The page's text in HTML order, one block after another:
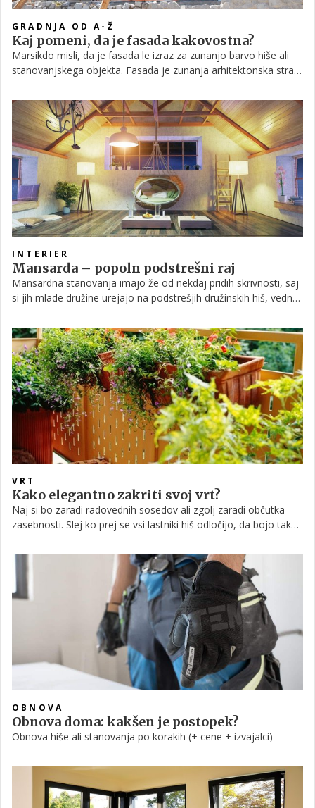
GRADNJA OD A-Ž
Kaj pomeni, da je fasada kakovostna?
Marsikdo misli, da je fasada le izraz za zunanjo barvo hiše ali
stanovanjskega objekta. Fasada je zunanja arhitektonska stran
materialu in konstrukciji in je mnogo več kot le barva zunanje
stene bivanjskega objekta. Je ogledalo, obleka in prvi stik doma
z okoljem, v katerem prebivamo, pomembno pa je tudi, da se
zavedamo, da predstavlja pomemben vidik toplotnega udobja.
INTERIER
Mansarda – popoln podstrešni raj
Mansardna stanovanja imajo že od nekdaj pridih skrivnosti, saj
si jih mlade družine urejajo na podstrešjih družinskih hiš, vedno
podstrešjih starih meščanskih hiš v centrih večjih mest.
VRT
Kako elegantno zakriti svoj vrt?
Naj si bo zaradi radovednih sosedov ali zgolj zaradi občutka
zasebnosti. Slej ko prej se vsi lastniki hiš odločijo, da bojo tako
narediti čim bolj optimalno, elegantno, hkrati pa estetsko
OBNOVA
Obnova doma: kakšen je postopek?
Obnova hiše ali stanovanja po korakih (+ cene + izvajalci)